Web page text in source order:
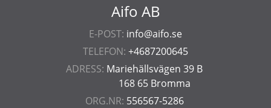
Aifo AB
E-POST: info@aifo.se
TELEFON: +4687200645
ADRESS: Mariehällsvägen 39 B
168 65 Bromma
ORG.NR: 556567-5286